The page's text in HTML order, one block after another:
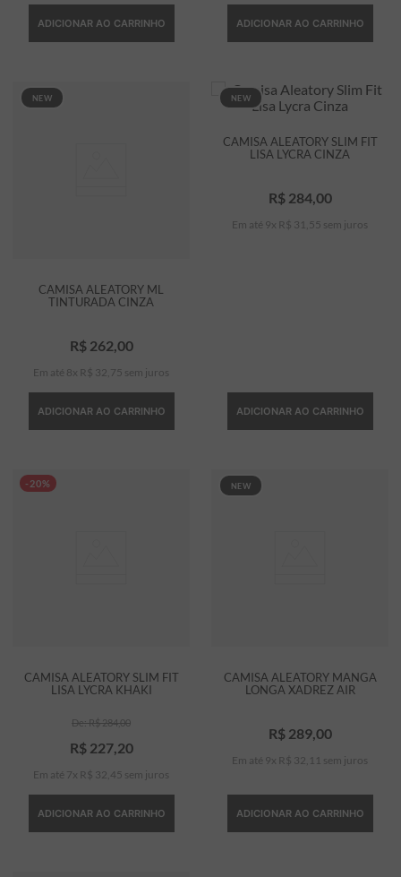
ADICIONAR AO CARRINHO ADICIONAR AO CARRINHO
NEW
CAMISA ALEATORY ML
TINTURADA CINZA
R$ 262,00
Em até 8 x R$ 32 75 sem juros
ADICIONAR AO CARRINHO
NEW
CAMISA ALEATORY SLIM FIT
LISA LYCRA CINZA
R$ 284,00
Em até 9 x R$ 31 55 sem juros
ADICIONAR AO CARRINHO
-20%
CAMISA ALEATORY SLIM FIT
LISA LYCRA KHAKI
R$284,00
R$ 227,20
Em até 7 x R$ 32 45 sem juros
ADICIONAR AO CARRINHO
NEW
CAMISA ALEATORY MANGA
LONGA XADREZ AIR
R$ 289,00
Em até 9 x R$ 32 11 sem juros
ADICIONAR AO CARRINHO